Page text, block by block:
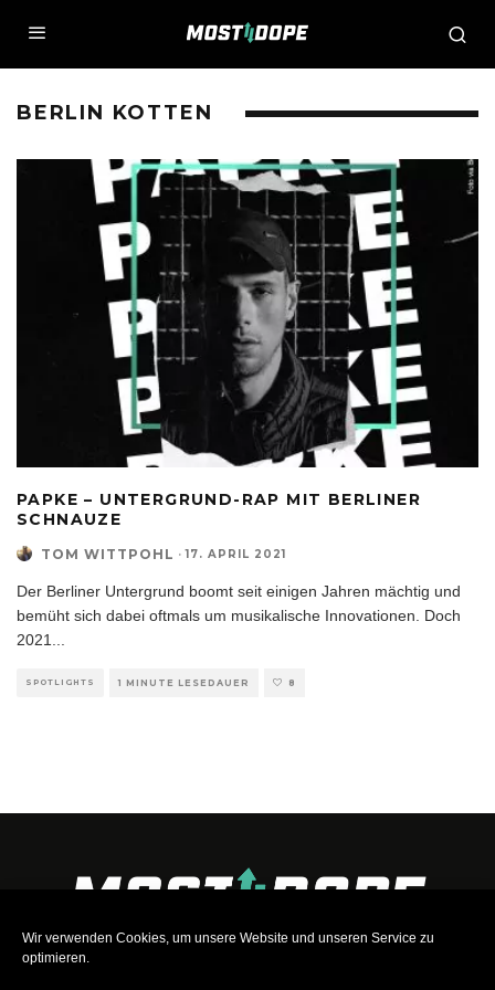
Wir verwenden Cookies, um unsere Website und unseren Service zu
optimieren.
BERLIN KOTTEN
PAPKE – UNTERGRUND-RAP MIT BERLINER
SCHNAUZE
TOM WITTPOHL · 17. APRIL 2021
Der Berliner Untergrund boomt seit einigen Jahren mächtig und
bemüht sich dabei oftmals um musikalische Innovationen. Doch
2021
SPOTLIGHTS 1 MINUTE LESEDAUER 8